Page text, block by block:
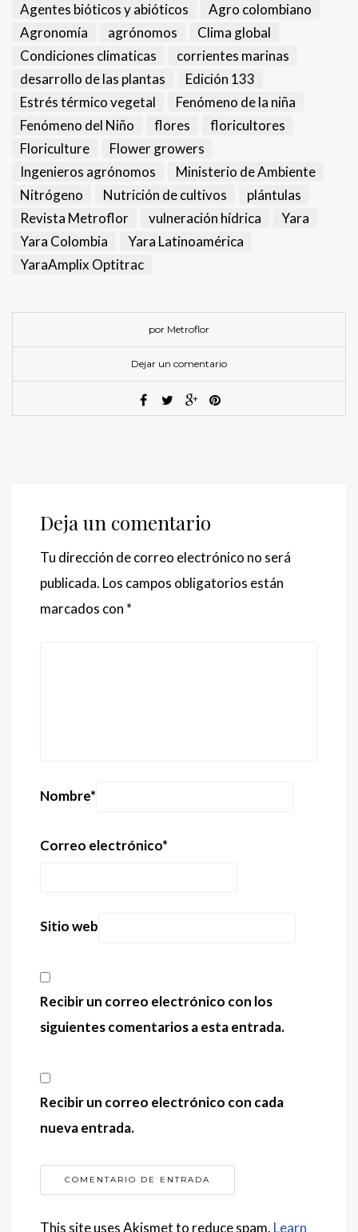
Agentes bióticos y abióticos
Agro colombiano
Agronomía
agrónomos
Clima global
Condiciones climaticas
corrientes marinas
desarrollo de las plantas
Edición 133
Estrés térmico vegetal
Fenómeno de la niña
Fenómeno del Niño
flores
floricultores
Floriculture
Flower growers
Ingenieros agrónomos
Ministerio de Ambiente
Nitrógeno
Nutrición de cultivos
plántulas
Revista Metroflor
vulneración hídrica
Yara
Yara Colombia
Yara Latinoamérica
YaraAmplix Optitrac
por Metroflor
Dejar un comentario
Deja un comentario
Tu dirección de correo electrónico no será
publicada. Los campos obligatorios están
marcados con *
Nombre*
Correo electrónico*
Sitio web
Recibir un correo electrónico con los
siguientes comentarios a esta entrada.
Recibir un correo electrónico con cada
nueva entrada.
This site uses Akismet to reduce spam. Learn